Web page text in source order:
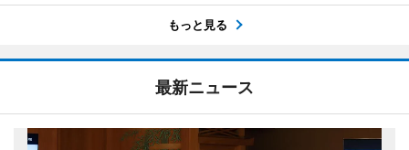
もっと見る
最新ニュース